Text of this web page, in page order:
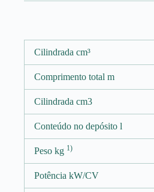
Cilindrada cm³
Comprimento total m
Cilindrada cm3
Conteúdo no depósito l
Peso kg 1)
Potência kW/CV